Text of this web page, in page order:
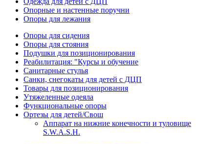
Опорные и настенные поручни
Опоры для лежания
Опоры для сидения
Опоры для стояния
Подушки для позиционирования
Реабилитация: "Курсы и обучение
Санитарные стулья
Санки, снегокаты для детей с ДЦП
Товары для позиционирования
Утяжеленные одеяла
Функциональные опоры
Ортезы для детей/Свош
Аппарат на нижние конечности и туловище
S.W.A.S.H.